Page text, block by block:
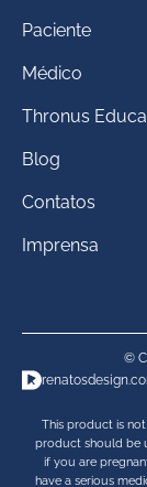
Paciente
Médico
Thronus
Blog
Contatos
Imprensa
©
This product is
product should be
if you are
have a serious